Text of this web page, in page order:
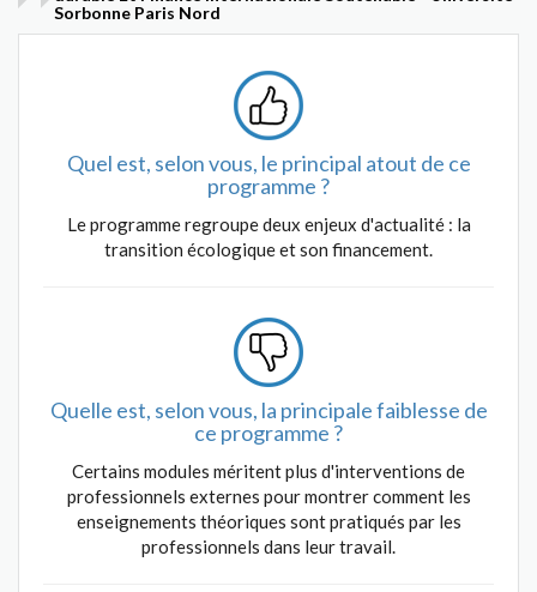
Sorbonne Paris Nord
Quel est, selon vous, le principal atout de ce
programme ?
Le programme regroupe deux enjeux d'actualité : la
transition écologique et son financement.
Quelle est, selon vous, la principale faiblesse de
ce programme ?
Certains modules méritent plus d'interventions de
professionnels externes pour montrer comment les
enseignements théoriques sont pratiqués par les
professionnels dans leur travail.